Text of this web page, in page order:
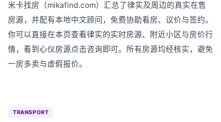
米卡找房（mikafind.com）汇总了律实及周边的真实在售
房源，并配有本地中文顾问，免费协助看房、议价与签约。
你可以直接在本页查看律实的实时房源、附近小区与房价行
情，看到心仪房源点击咨询即可。所有房源均经核实，避免
一房多卖与虚假报价。
TRANSPORT